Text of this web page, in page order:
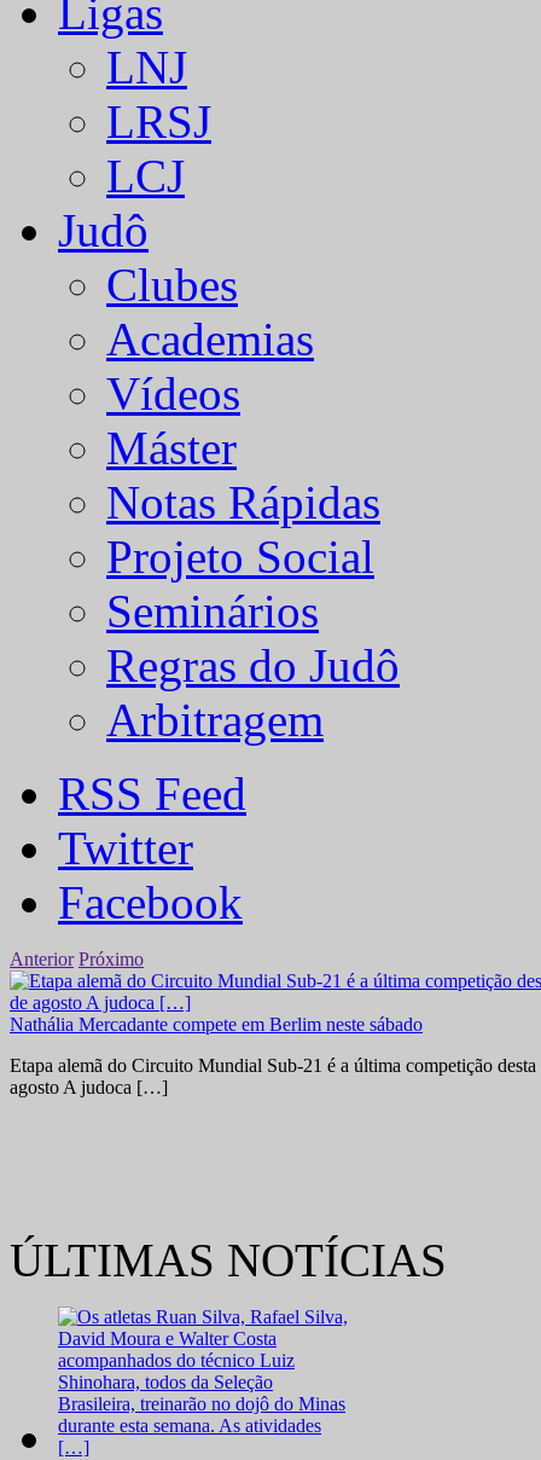
Ligas
LNJ
LRSJ
LCJ
Judô
Clubes
Academias
Vídeos
Máster
Notas Rápidas
Projeto Social
Seminários
Regras do Judô
Arbitragem
RSS Feed
Twitter
Facebook
Anterior Próximo
Nathália Mercadante compete em Berlim neste sábado
Etapa alemã do Circuito Mundial Sub-21 é a última competição
agosto A judoca […]
ÚLTIMAS NOTÍCIAS